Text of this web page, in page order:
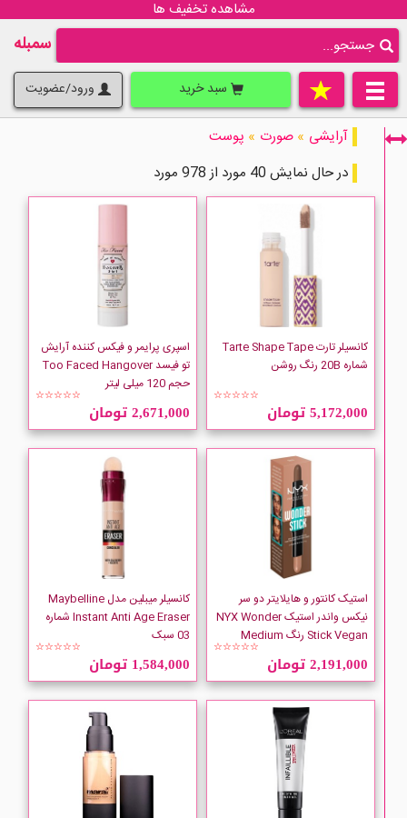
مشاهده تخفیف ها
سمبله
سبد خرید ورود/عضویت
فقط نمایش کالاهای موجود
AIRSPUN
AMUTIYA
ANASTASIA
Artdeco
ASTOR
AVENE
Ben Nye
Benefit
BOURJOIS
آرایشی » صورت » پوست
در حال نمایش 40 مورد از 978 مورد
کانسیلر تارت Tarte Shape Tape
شماره 20B رنگ روشن
☆☆☆☆☆
5,172,000 تومان
اسپری پرایمر و فیکس کننده آرایش
تو فیسد Too Faced Hangover
حجم 120 میلی لیتر
☆☆☆☆☆
2,671,000 تومان
استیک کانتور و هایلایتر دو سر
نیکس واندر استیک NYX Wonder
Stick Vegan رنگ Medium
☆☆☆☆☆
2,191,000 تومان
کانسیلر میبلین مدل Maybelline
Instant Anti Age Eraser شماره
03 سبک
☆☆☆☆☆
1,584,000 تومان